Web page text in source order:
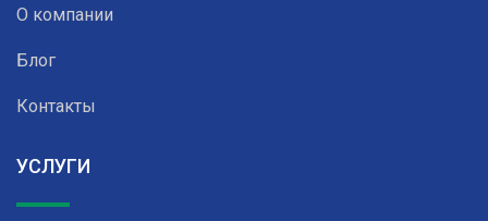
О компании
Блог
Контакты
УСЛУГИ